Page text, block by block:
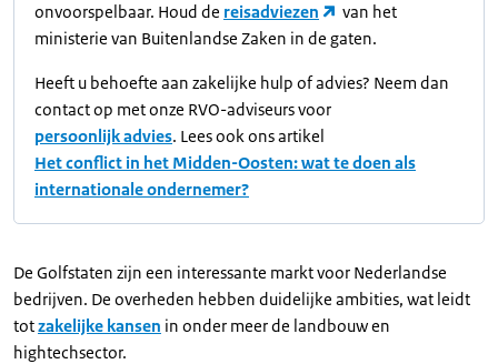
onvoorspelbaar. Houd de reisadviezen
van het
ministerie van Buitenlandse Zaken in de gaten.
Heeft u behoefte aan zakelijke hulp of advies? Neem dan
contact op met onze RVO-adviseurs voor
persoonlijk advies. Lees ook ons artikel
Het conflict in het Midden-Oosten: wat te doen als
internationale ondernemer?
De Golfstaten zijn een interessante markt voor Nederlandse
bedrijven. De overheden hebben duidelijke ambities, wat leidt
totzakelijke kansen in onder meer de landbouw en
hightechsector.